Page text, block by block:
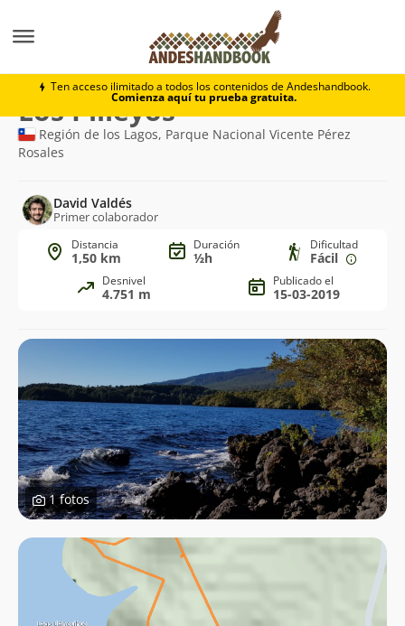
Ten acceso ilimitado a todos los contenidos de Andeshandbook.
Comienza aquí tu prueba gratuita.
Los Pilleyos
Ruta
de
trekking
Los Pilleyos
Región de los Lagos, Parque Nacional Vicente Pérez
Rosales
David Valdés
Primer colaborador
Distancia
1,50 km
Duración
½h
Dificultad
Fácil
Desnivel
4.751 m
Publicado el
15-03-2019
1 fotos